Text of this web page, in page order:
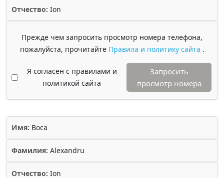
Отчество: Ion
Прежде чем запросить просмотр номера телефона,
пожалуйста, прочитайте Правила и политику сайта .
Я согласен с правилами и
политикой сайта
Запросить
просмотр номера
Имя: Boca
Фамилия: Alexandru
Отчество: Ion